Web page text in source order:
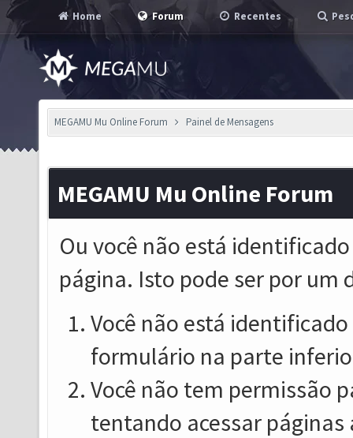
Home Forum Recentes
MEGAMU Mu Online Forum Painel de Mensagens
MEGAMU Mu Online Forum
Ou você não está
página. Isto pode ser por um
Você não está
formulário na parte
Você não tem permissão
tentando acessar